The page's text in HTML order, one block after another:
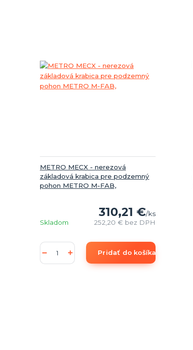
METRO MECX - nerezová
základová krabica pre podzemný
pohon METRO M-FAB,
310,21 €/ks
252,20 € bez DPH
Skladom
Pridať do košíka